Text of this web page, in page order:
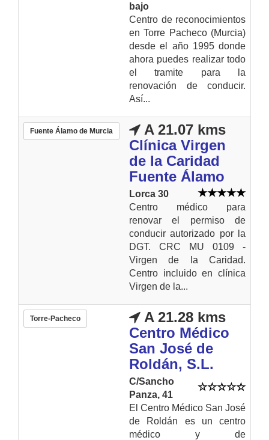
bajo
Centro de reconocimientos
en Torre Pacheco (Murcia)
desde el año 1995 donde
ahora puedes realizar todo
el tramite para la
renovación de conducir.
Así...
Fuente Álamo de Murcia
A 21.07 kms
Clínica Virgen
de la Caridad
Fuente Álamo
Lorca 30
Centro médico para
renovar el permiso de
conducir autorizado por la
DGT. CRC MU 0109 -
Virgen de la Caridad.
Centro incluido en clínica
Virgen de la...
Torre-Pacheco
A 21.28 kms
Centro Médico
San José de
Roldán, S.L.
C/Sancho
Panza, 41
El Centro Médico San José
de Roldán es un centro
médico y de